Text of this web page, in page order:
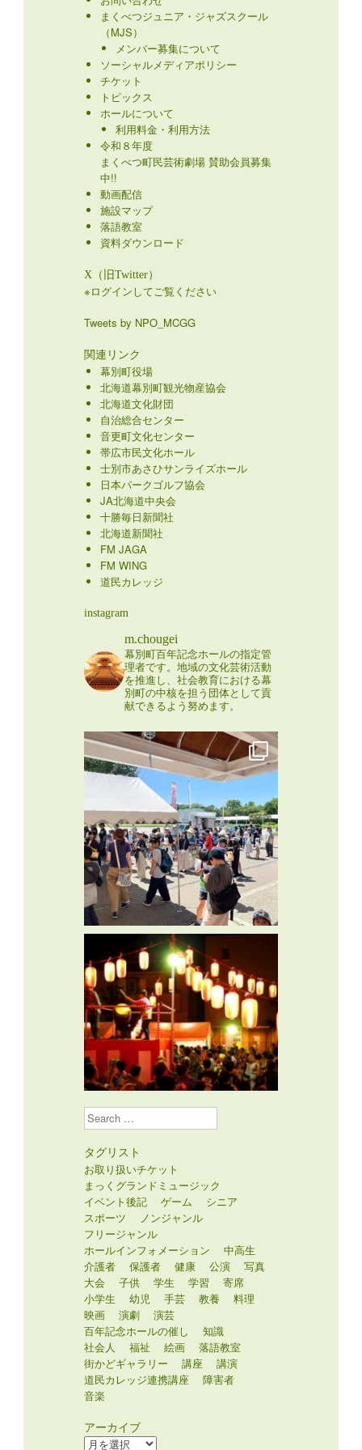
まくべつジュニア・ジャズスクール
（MJS）
メンバー募集について
ソーシャルメディアポリシー
チケット
トピックス
ホールについて
利用料金・利用方法
令和８年度
まくべつ町民芸術劇場 賛助会員募集
中!!
動画配信
施設マップ
落語教室
資料ダウンロード
X（旧Twitter）
※ログインしてご覧ください
Tweets by NPO_MCGG
関連リンク
幕別町役場
北海道幕別町観光物産協会
北海道文化財団
自治総合センター
音更町文化センター
帯広市民文化ホール
士別市あさひサンライズホール
日本パークゴルフ協会
JA北海道中央会
十勝毎日新聞社
北海道新聞社
FM JAGA
FM WING
道民カレッジ
instagram
m.chougei
幕別町百年記念ホールの指定管
理者です。地域の文化芸術活動
を推進し、社会教育における幕
別町の中核を担う団体として貢
献できるよう努めます。
Search
タグリスト
お取り扱いチケット
まっくグランドミュージック
イベント後記
ゲーム
シニア
スポーツ
ノンジャンル
フリージャンル
ホールインフォメーション
中高生
介護者
保護者 健康 公演
写真
大会
子供 学生 学習
寄席
小学生
幼児 手芸 教養
料理
映画
演劇
演芸
百年記念ホールの催し
知識
社会人
福祉 絵画
落語教室
街かどギャラリー
講座
講演
道民カレッジ連携講座
障害者
音楽
アーカイブ
ア